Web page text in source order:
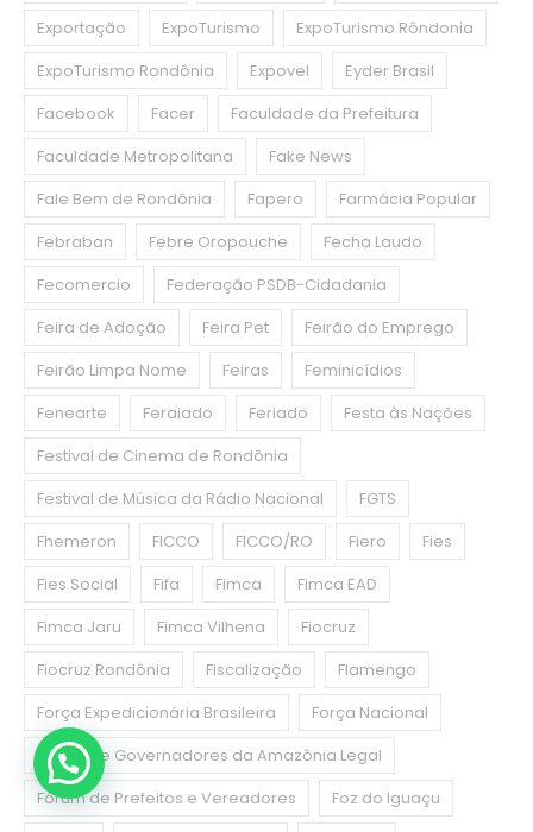
Exportação
ExpoTurismo
ExpoTurismo Rôndonia
ExpoTurismo Rondônia
Expovel
Eyder Brasil
Facebook
Facer
Faculdade da Prefeitura
Faculdade Metropolitana
Fake News
Fale Bem de Rondônia
Fapero
Farmácia Popular
Febraban
Febre Oropouche
Fecha Laudo
Fecomercio
Federação PSDB-Cidadania
Feira de Adoção
Feira Pet
Feirão do Emprego
Feirão Limpa Nome
Feiras
Feminicídios
Fenearte
Feraiado Feriado
Festa às Nações
Festival de Cinema de Rondônia
Festival de Música da Rádio Nacional
FGTS
Fhemeron
FICCO FICCO/RO Fiero
Fies
Fies Social
Fifa Fimca
Fimca EAD
Fimca Jaru
Fimca Vilhena
Fiocruz
Fiocruz Rondônia
Fiscalização
Flamengo
Força Expedicionária Brasileira
Força Nacional
Fórum de Governadores da Amazônia Legal
Fórum de Prefeitos e Vereadores
Foz do Iguaçu